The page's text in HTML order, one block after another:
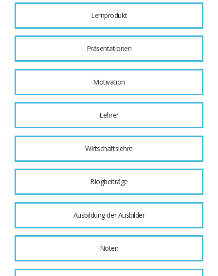
Lernprodukt
Präsentationen
Motivation
Lehrer
Wirtschaftslehre
Blogbeiträge
Ausbildung der Ausbilder
Noten